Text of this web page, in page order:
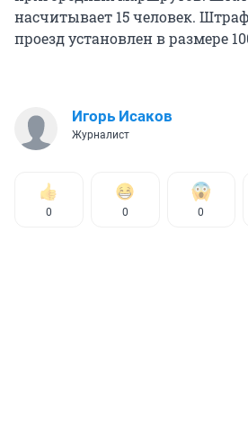
насчитывает 15 человек.
проезд установлен в размере
Игорь Исаков
Журналист
0 0 0